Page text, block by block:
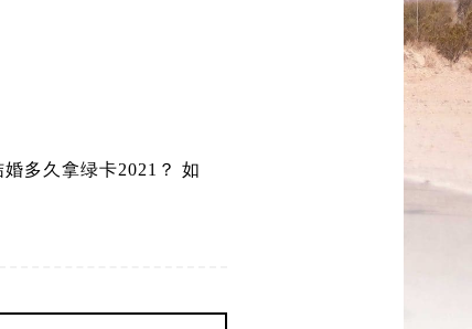
多久拿绿卡2021？ 如